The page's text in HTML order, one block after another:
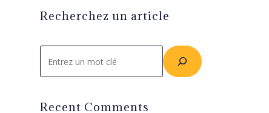
Recherchez un article
Recent Comments